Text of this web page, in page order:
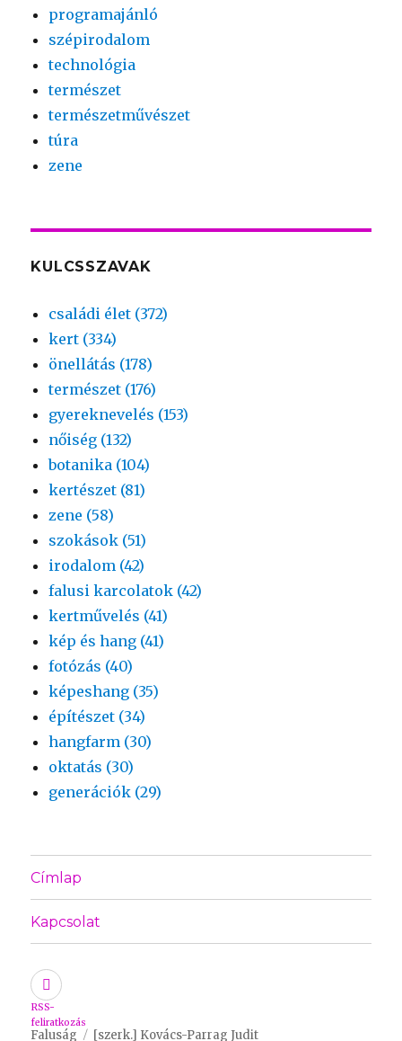
programajánló
szépirodalom
technológia
természet
természetművészet
túra
zene
KULCSSZAVAK
családi élet (372)
kert (334)
önellátás (178)
természet (176)
gyereknevelés (153)
nőiség (132)
botanika (104)
kertészet (81)
zene (58)
szokások (51)
irodalom (42)
falusi karcolatok (42)
kertművelés (41)
kép és hang (41)
fotózás (40)
képeshang (35)
építészet (34)
hangfarm (30)
oktatás (30)
generációk (29)
Címlap
Kapcsolat
RSS-
feliratkozás
Faluság [szerk.] Kovács-Parrag Judit